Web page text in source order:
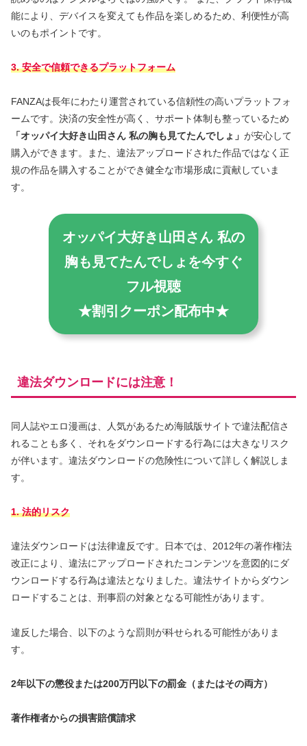
能により、デバイスを変えても作品を楽しめるため、利便性が高
いのもポイントです。
3. 安全で信頼できるプラットフォーム
FANZAは長年にわたり運営されている信頼性の高いプラットフォ
ームです。決済の安全性が高く、サポート体制も整っているため
「オッパイ大好き山田さん 私の胸も見てたんでしょ」 が安心して
購入ができます。また、違法アップロードされた作品ではなく正
規の作品を購入することができ健全な市場形成に貢献していま
す。
オッパイ大好き山田さん 私の
胸も見てたんでしょを今すぐ
フル視聴
★割引クーポン配布中★
違法ダウンロードには注意！
同人誌やエロ漫画は、人気があるため海賊版サイトで違法配信さ
れることも多く、それをダウンロードする行為には大きなリスク
が伴います。違法ダウンロードの危険性について詳しく解説しま
す。
1. 法的リスク
違法ダウンロードは法律違反です。日本では、2012年の著作権法
改正により、違法にアップロードされたコンテンツを意図的にダ
ウンロードする行為は違法となりました。違法サイトからダウン
ロードすることは、刑事罰の対象となる可能性があります。
違反した場合、以下のような罰則が科せられる可能性がありま
す。
2年以下の懲役または200万円以下の罰金（またはその両方）
著作権者からの損害賠償請求